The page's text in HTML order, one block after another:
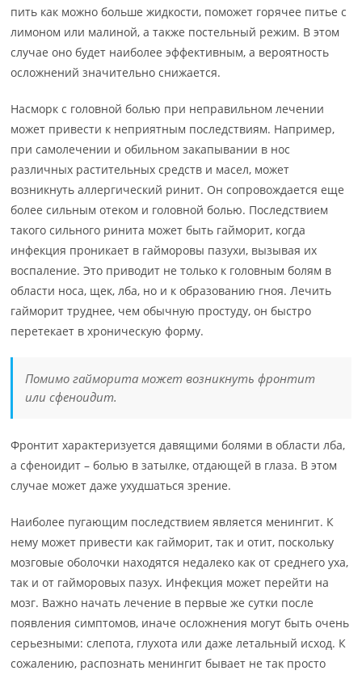
пить как можно больше жидкости, поможет горячее питье с
лимоном или малиной, а также постельный режим. В этом
случае оно будет наиболее эффективным, а вероятность
осложнений значительно снижается.
Насморк с головной болью при неправильном лечении
может привести к неприятным последствиям. Например,
при самолечении и обильном закапывании в нос
различных растительных средств и масел, может
возникнуть аллергический ринит. Он сопровождается еще
более сильным отеком и головной болью. Последствием
такого сильного ринита может быть гайморит, когда
инфекция проникает в гайморовы пазухи, вызывая их
воспаление. Это приводит не только к головным болям в
области носа, щек, лба, но и к образованию гноя. Лечить
гайморит труднее, чем обычную простуду, он быстро
перетекает в хроническую форму.
Помимо гайморита может возникнуть фронтит
или сфеноидит.
Фронтит характеризуется давящими болями в области лба,
а сфеноидит – болью в затылке, отдающей в глаза. В этом
случае может даже ухудшаться зрение.
Наиболее пугающим последствием является менингит. К
нему может привести как гайморит, так и отит, поскольку
мозговые оболочки находятся недалеко как от среднего уха,
так и от гайморовых пазух. Инфекция может перейти на
мозг. Важно начать лечение в первые же сутки после
появления симптомов, иначе осложнения могут быть очень
серьезными: слепота, глухота или даже летальный исход. К
сожалению, распознать менингит бывает не так просто